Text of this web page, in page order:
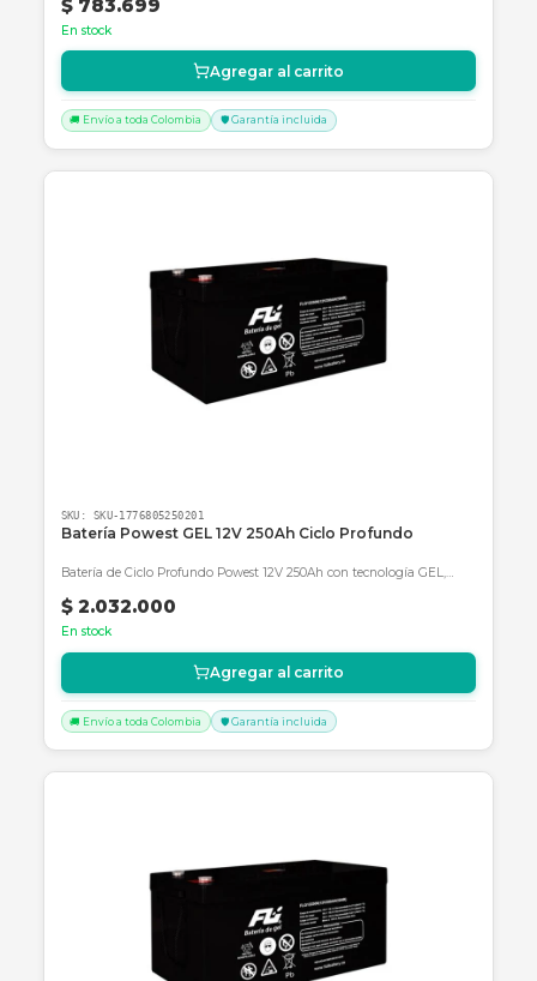
SKU:1036763 O 1057462
Banco de baterías para SRT2200XLA
de baterías externo de 2.2kVA y 24 meses de garantía.
Consulte disponibilidad y precio
SKU-1776804266528
BATERIA SOLAR 12V-100AH REF. FLS121000
Batería de ciclo profundo Powest 12V-100Ah ideal para sistemas
solares y respaldo de UPS con tecnología AGM de alto
$ 783.699